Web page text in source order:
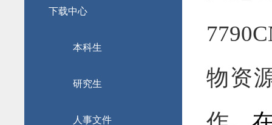
下载中心
本科生
研究生
人事文件
物资